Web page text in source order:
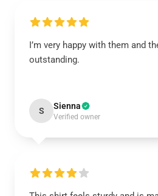
I’m very happy with them and
outstanding.
S Sienna
Verified owner